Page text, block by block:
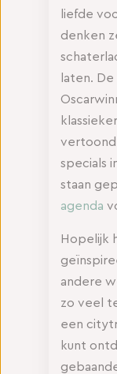
liefde
denken
laten.
vertoond
specials
staan
agenda
Hopelijk
andere
zo veel
een
kunt